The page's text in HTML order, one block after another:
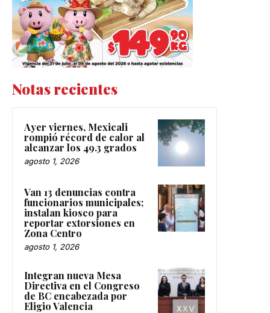
Notas recientes
Ayer viernes, Mexicali
rompió récord de calor al
alcanzar los 49.3 grados
agosto 1, 2026
Van 13 denuncias contra
funcionarios municipales;
instalan kiosco para
reportar extorsiones en
Zona Centro
agosto 1, 2026
Integran nueva Mesa
Directiva en el Congreso
de BC encabezada por
Eligio Valencia